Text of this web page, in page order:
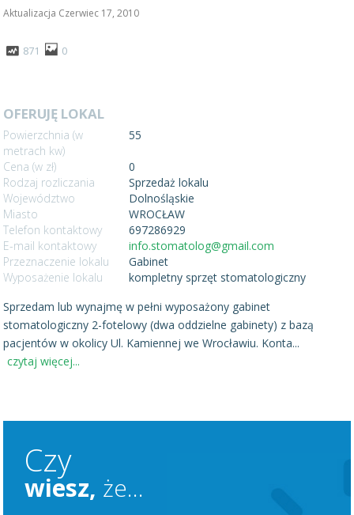
Aktualizacja Czerwiec 17, 2010
871 0
OFERUJĘ LOKAL
Powierzchnia (w
metrach kw)
55
Cena (w zł)
0
Rodzaj rozliczania
Sprzedaż lokalu
Województwo
Dolnośląskie
Miasto
WROCŁAW
Telefon kontaktowy
697286929
E-mail kontaktowy
info.stomatolog@gmail.com
Przeznaczenie lokalu
Gabinet
Wyposażenie lokalu
kompletny sprzęt stomatologiczny
Sprzedam lub wynajmę w pełni wyposażony gabinet
stomatologiczny 2-fotelowy (dwa oddzielne gabinety) z bazą
pacjentów w okolicy Ul. Kamiennej we Wrocławiu. Konta...
czytaj więcej...
Czy
wiesz, że...